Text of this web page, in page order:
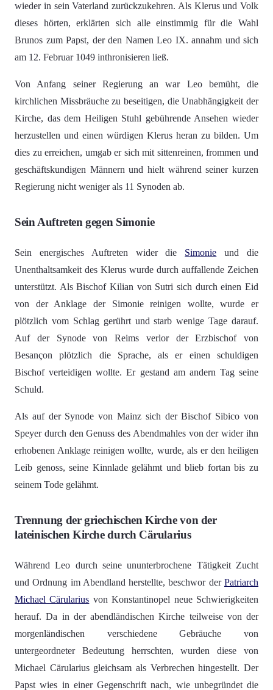
wieder in sein Vaterland zurückzukehren. Als Klerus und Volk
dieses hörten, erklärten sich alle einstimmig für die Wahl
Brunos zum Papst, der den Namen Leo IX. annahm und sich
am 12. Februar 1049 inthronisieren ließ.
Von Anfang seiner Regierung an war Leo bemüht, die
kirchlichen Missbräuche zu beseitigen, die Unabhängigkeit der
Kirche, das dem Heiligen Stuhl gebührende Ansehen wieder
herzustellen und einen würdigen Klerus heran zu bilden. Um
dies zu erreichen, umgab er sich mit sittenreinen, frommen und
geschäftskundigen Männern und hielt während seiner kurzen
Regierung nicht weniger als 11 Synoden ab.
Sein Auftreten gegen Simonie
Sein energisches Auftreten wider die Simonie und die
Unenthaltsamkeit des Klerus wurde durch auffallende Zeichen
unterstützt. Als Bischof Kilian von Sutri sich durch einen Eid
von der Anklage der Simonie reinigen wollte, wurde er
plötzlich vom Schlag gerührt und starb wenige Tage darauf.
Auf der Synode von Reims verlor der Erzbischof von
Besançon plötzlich die Sprache, als er einen schuldigen
Bischof verteidigen wollte. Er gestand am andern Tag seine
Schuld.
Als auf der Synode von Mainz sich der Bischof Sibico von
Speyer durch den Genuss des Abendmahles von der wider ihn
erhobenen Anklage reinigen wollte, wurde, als er den heiligen
Leib genoss, seine Kinnlade gelähmt und blieb fortan bis zu
seinem Tode gelähmt.
Trennung der griechischen Kirche von der
lateinischen Kirche durch Cärularius
Während Leo durch seine ununterbrochene Tätigkeit Zucht
und Ordnung im Abendland herstellte, beschwor der Patriarch
Michael Cärularius von Konstantinopel neue Schwierigkeiten
herauf. Da in der abendländischen Kirche teilweise von der
morgenländischen verschiedene Gebräuche von
untergeordneter Bedeutung herrschten, wurden diese von
Michael Cärularius gleichsam als Verbrechen hingestellt. Der
Papst wies in einer Gegenschrift nach, wie unbegründet die